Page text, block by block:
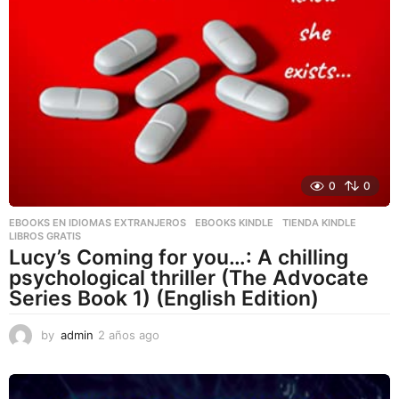
0 0
EBOOKS EN IDIOMAS EXTRANJEROS ,EBOOKS KINDLE ,TIENDA KINDLE
LIBROS GRATIS
Lucy’s Coming for you…: A chilling
psychological thriller (The Advocate
Series Book 1) (English Edition)
by admin 2 años ago